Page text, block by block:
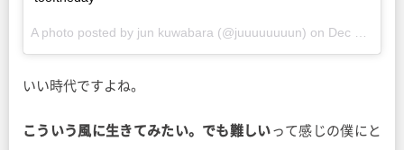
A photo posted by jun kuwabara (@juuuuuuuun) on Dec 14, 2015 at 6:07pm PST
いい時代ですよね。
こういう風に生きてみたい。でも難しい って感じの僕にと